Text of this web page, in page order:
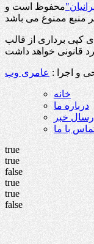
محفوظ است و
ای کپی برداری از قالب
و اجرا : عامری وب
خانه
درباره ما
ارسال خبر
با ما
true
true
false
true
true
false